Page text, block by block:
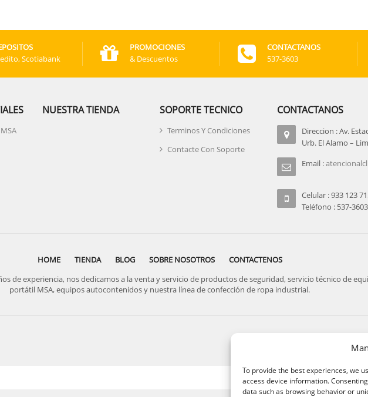
To provide the best experiences, we
access device information.
data such as browsing behavior or
Scotiabank
PROMOCIONES
& Descuentos
CONTACTANOS
537-3603
NUESTRA TIENDA SOPORTE TECNICO
Terminos Y Condiciones
Contacte Con Soporte
CONTACTANOS
Direccion : Av.
Urb. El Alamo –
Email :
Celular : 933 123
Teléfono : 537-3603
HOME TIENDA BLOG SOBRE NOSOTROS
CONTACTENOS
de experiencia, nos dedicamos a la venta y servicio de productos de seguridad, servicio técnico de
portátil MSA, equipos autocontenidos y nuestra línea de confección de ropa industrial.